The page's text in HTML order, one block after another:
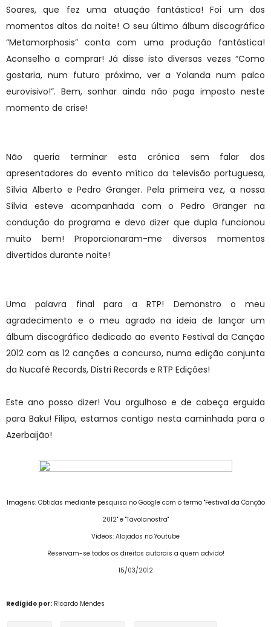
Soares, que fez uma atuação fantástica! Foi um dos
momentos altos da noite! O seu último álbum discográfico
“Metamorphosis” conta com uma produção fantástica!
Aconselho a comprar! Já disse isto diversas vezes “Como
gostaria, num futuro próximo, ver a Yolanda num palco
eurovisivo!”. Bem, sonhar ainda não paga imposto neste
momento de crise!
Não queria terminar esta crónica sem falar dos
apresentadores do evento mítico da televisão portuguesa,
Sílvia Alberto e Pedro Granger. Pela primeira vez, a nossa
Sílvia esteve acompanhada com o Pedro Granger na
condução do programa e devo dizer que dupla funcionou
muito bem! Proporcionaram-me diversos momentos
divertidos durante noite!
Uma palavra final para a RTP! Demonstro o meu
agradecimento e o meu agrado na ideia de lançar um
álbum discográfico dedicado ao evento Festival da Canção
2012 com as 12 canções a concurso, numa edição conjunta
da Nucafé Records, Distri Records e RTP Edições!
Este ano posso dizer! Vou orgulhoso e de cabeça erguida
para Baku! Filipa, estamos contigo nesta caminhada para o
Azerbaijão!
Imagens: Obtidas mediante pesquisa no Google com o termo "Festival da Canção
2012" e "Tavolanostra"
Vídeos: Alojados no Youtube
Reservam-se todos os direitos autorais a quem advido!
15/03/2012
Redigido por: Ricardo Mendes